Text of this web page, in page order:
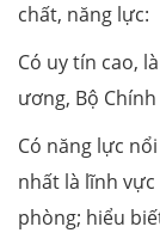
chất, năng lực:
Có uy tín cao,
ương, Bộ
Có năng lực
nhất là lĩnh
phòng; hiểu